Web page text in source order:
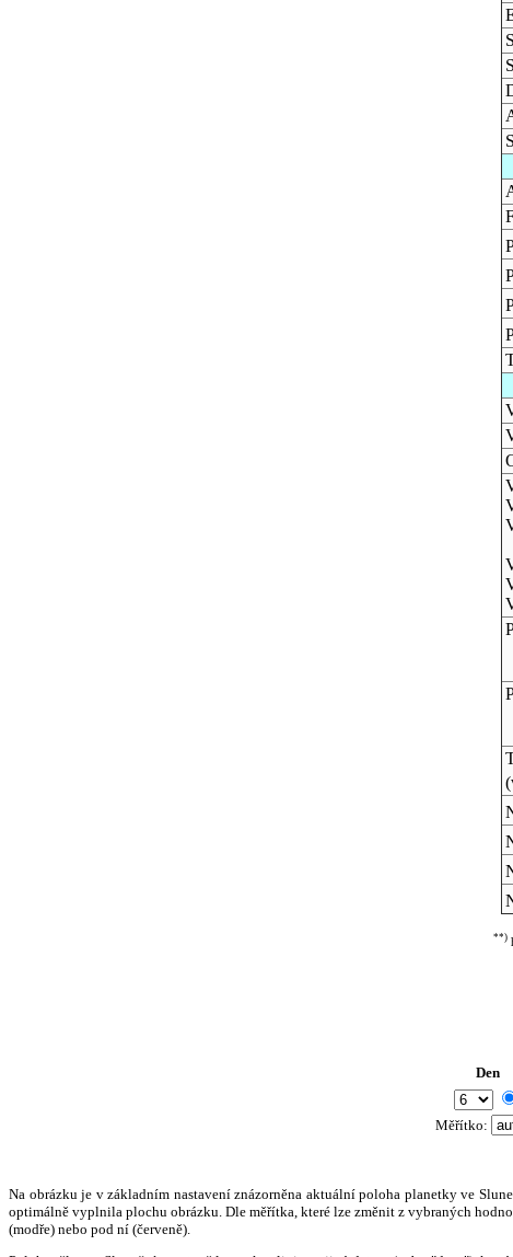
**)
Den
Měřítko:
Na obrázku je v základním nastavení znázorněna aktuální poloha planetky ve
optimálně vyplnila plochu obrázku. Dle měřítka, které lze změnit z vybraných
(modře) nebo pod ní (červeně).